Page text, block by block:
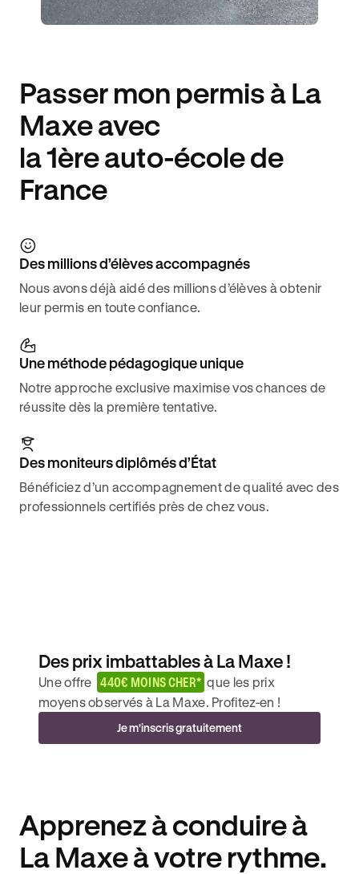
Passer mon permis à La
Maxe avec
la 1ère auto-école de
France
Des millions d’élèves accompagnés
Nous avons déjà aidé des millions d’élèves à obtenir
leur permis en toute confiance.
Une méthode pédagogique unique
Notre approche exclusive maximise vos chances de
réussite dès la première tentative.
Des moniteurs diplômés d’État
Bénéficiez d’un accompagnement de qualité avec des
professionnels certifiés près de chez vous.
Des prix imbattables à La Maxe !
Une offre 440€ MOINS CHER* que les prix
moyens observés à La Maxe. Profitez-en !
Je m'inscris gratuitement
Apprenez à conduire à
La Maxe à votre rythme.